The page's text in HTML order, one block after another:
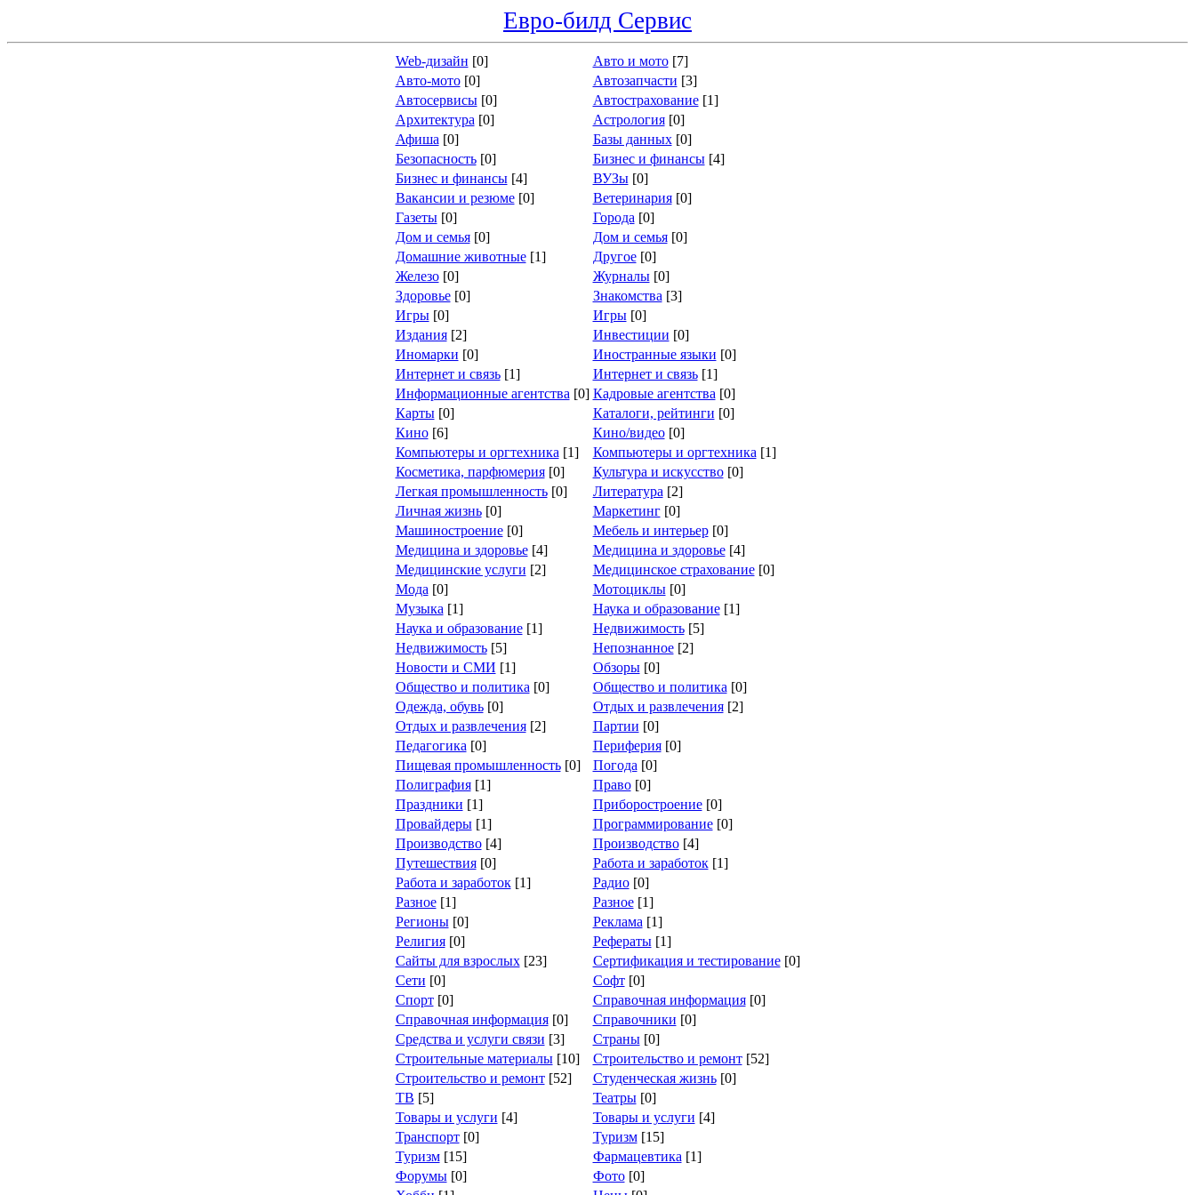
Евро-билд Сервис
Web-дизайн [0] Авто и мото[7]
Авто-мото[0] Автозапчасти [3]
Автосервисы[0] Автострахование[1]
Архитектура [0] Астрология[0]
Афиша [0] Базы данных[0]
Безопасность[0] Бизнес и финансы[4]
Бизнес и финансы[4] ВУЗы[0]
Вакансии и резюме[0] Ветеринария[0]
Газеты[0] Города [0]
Дом и семья[0] Дом и семья[0]
Домашние животные[1] Другое[0]
Железо[0] Журналы[0]
Здоровье[0] Знакомства [3]
Игры[0] Игры[0]
Издания[2] Инвестиции [0]
Иномарки [0] Иностранные языки [0]
Интернет и связь[1] Интернет и связь[1]
Информационные агентства [0] Кадровые агентства [0]
Карты[0] Каталоги, рейтинги [0]
Кино[6] Кино/видео[0]
Компьютеры и оргтехника [1] Компьютеры и оргтехника [1]
Косметика, парфюмерия[0] Культура и искусство[0]
Легкая промышленность[0] Литература [2]
Личная жизнь[0] Маркетинг[0]
Машиностроение[0] Мебель и интерьер[0]
Медицина и здоровье[4] Медицина и здоровье[4]
Медицинские услуги [2] Медицинское страхование[0]
Мода [0] Мотоциклы[0]
Музыка [1] Наука и образование[1]
Наука и образование[1] Недвижимость[5]
Недвижимость[5] Непознанное[2]
Новости и СМИ [1] Обзоры[0]
Общество и политика [0] Общество и политика [0]
Одежда, обувь[0] Отдых и развлечения[2]
Отдых и развлечения[2] Партии [0]
Педагогика [0] Периферия[0]
Пищевая промышленность[0] Погода [0]
Полиграфия[1] Право[0]
Праздники [1] Приборостроение[0]
Провайдеры[1] Программирование[0]
Производство[4] Производство[4]
Путешествия[0] Работа и заработок[1]
Работа и заработок[1] Радио[0]
Разное[1] Разное[1]
Регионы[0] Реклама [1]
Религия[0] Рефераты[1]
Сайты для взрослых[23] Сертификация и тестирование[0]
Сети [0] Софт[0]
Спорт[0] Справочная информация[0]
Справочная информация[0] Справочники [0]
Средства и услуги связи [3] Страны[0]
Строительные материалы[10] Строительство и ремонт[52]
Строительство и ремонт[52] Студенческая жизнь[0]
ТВ [5] Театры[0]
Товары и услуги [4] Товары и услуги [4]
Транспорт[0] Туризм[15]
Туризм[15] Фармацевтика [1]
Форумы[0] Фото[0]